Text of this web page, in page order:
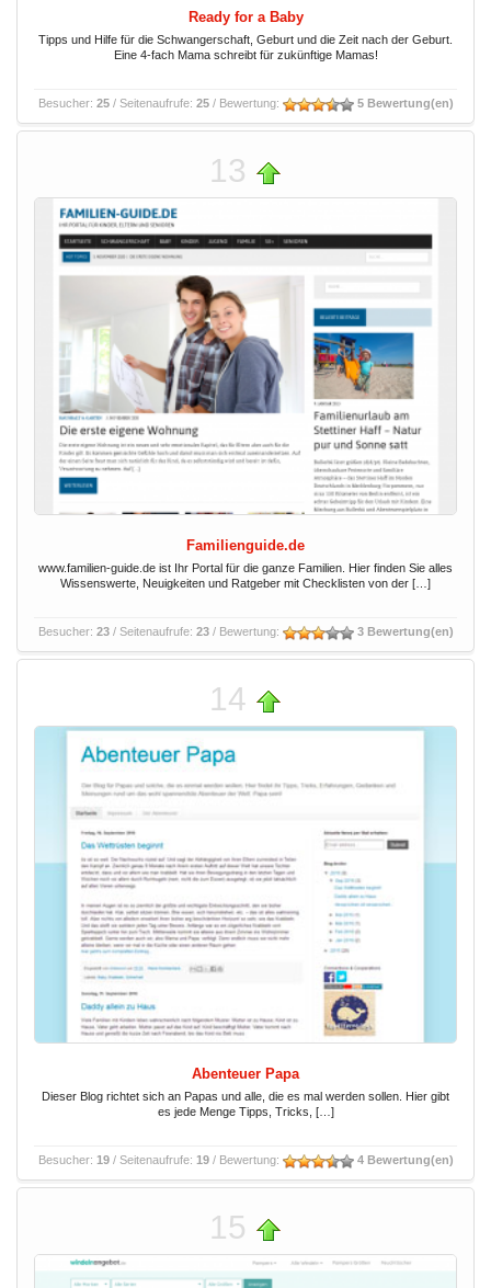
Ready for a Baby
Tipps und Hilfe für die Schwangerschaft, Geburt und die Zeit nach der Geburt.
Eine 4-fach Mama schreibt für zukünftige Mamas!
Besucher: 25/ Seitenaufrufe: 25/ Bewertung: 5 Bewertung(en)
13
Familienguide.de
www.familien-guide.de ist Ihr Portal für die ganze Familien. Hier finden Sie alles
Wissenswerte, Neuigkeiten und Ratgeber mit Checklisten von der […]
Besucher: 23/ Seitenaufrufe: 23/ Bewertung: 3 Bewertung(en)
14
Abenteuer Papa
Dieser Blog richtet sich an Papas und alle, die es mal werden sollen. Hier gibt
es jede Menge Tipps, Tricks, […]
Besucher: 19/ Seitenaufrufe: 19/ Bewertung: 4 Bewertung(en)
15